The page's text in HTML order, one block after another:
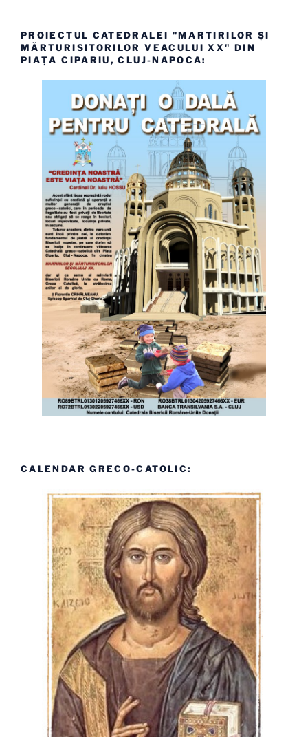
PROIECTUL CATEDRALEI "MARTIRILOR ȘI
MĂRTURISITORILOR VEACULUI XX" DIN
PIAȚA CIPARIU, CLUJ-NAPOCA:
CALENDAR GRECO-CATOLIC: